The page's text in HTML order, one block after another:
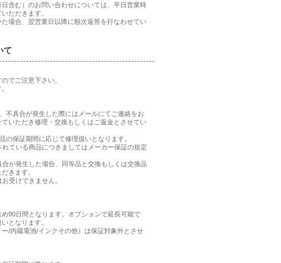
含む）のお問い合わせについては、平日営業時
ただきます。
場合、翌営業日以降に順次返答を行なわせてい
て
でご注意下さい。
不具合が発生した際にはメールにてご連絡をお
いただき修理・交換もしくはご返金とさせてい
の保証期間に応じて修理扱いとなります。
ている商品につきましてはメーカー保証の規定
が発生した場合、同等品と交換もしくは交換品
きます。
受けできません。
90日間となります。オプションで延長可能で
となります。
/内蔵電池/インクその他）は保証対象外とさせ